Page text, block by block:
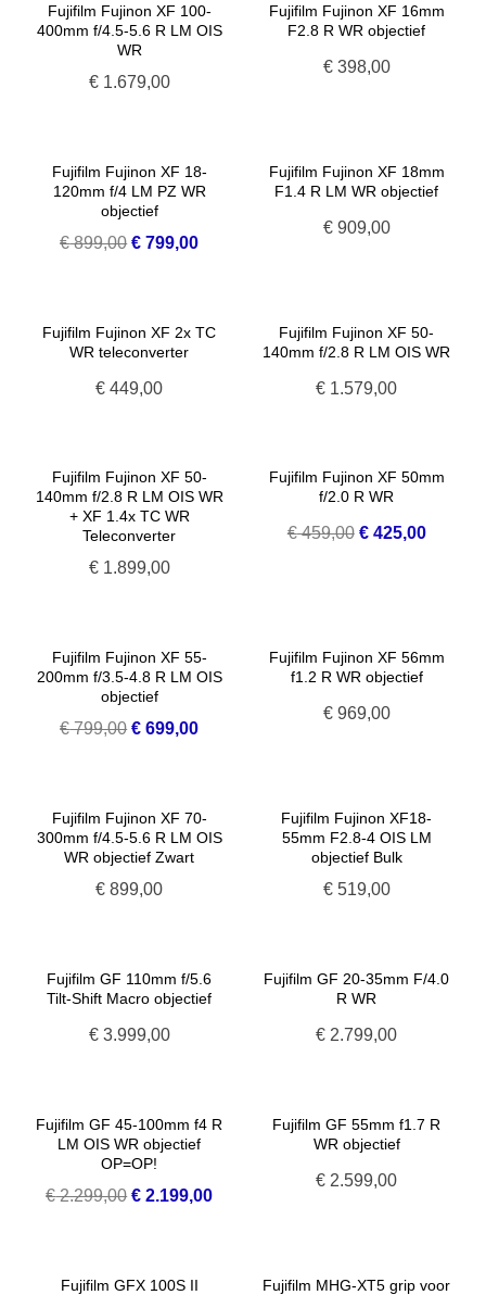
Fujifilm Fujinon XF 100-
400mm f/4.5-5.6 R LM OIS
WR
€1.679,00
Fujifilm Fujinon XF 16mm
F2.8 R WR objectief
€398,00
Fujifilm Fujinon XF 18-
120mm f/4 LM PZ WR
objectief
€899,00 Oorspronkelijke
€ 799,00Huidige
Fujifilm Fujinon XF 18mm
F1.4 R LM WR objectief
€909,00
Fujifilm Fujinon XF 2x TC
WR teleconverter
€ 449,00
Fujifilm Fujinon XF 50-
140mm f/2.8 R LM OIS WR
€ 1.579,00
Fujifilm Fujinon XF 50-
140mm f/2.8 R LM OIS WR
+ XF 1.4x TC WR
Teleconverter
€1.899,00
Fujifilm Fujinon XF 50mm
f/2.0 R WR
€459,00 Oorspronkelijke
€425,00Huidige
Fujifilm Fujinon XF 55-
200mm f/3.5-4.8 R LM OIS
objectief
€799,00 Oorspronkelijke
€ 699,00Huidige
Fujifilm Fujinon XF 56mm
f1.2 R WR objectief
€969,00
Fujifilm Fujinon XF 70-
300mm f/4.5-5.6 R LM OIS
WR objectief Zwart
€ 899,00
Fujifilm Fujinon XF18-
55mm F2.8-4 OIS LM
objectief Bulk
€519,00
Fujifilm GF 110mm f/5.6
Tilt-Shift Macro objectief
€3.999,00
Fujifilm GF 20-35mm F/4.0
R WR
€ 2.799,00
Fujifilm GF 45-100mm f4 R
LM OIS WR objectief
OP=OP!
€2.299,00 Oorspronkelijke
€ 2.199,00Huidige
Fujifilm GF 55mm f1.7 R
WR objectief
€ 2.599,00
Fujifilm GFX 100S II
Fujifilm MHG-XT5 grip voor